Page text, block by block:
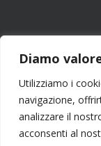
Diamo
Utilizziamo i
navigazione,
analizzare il
acconsenti al